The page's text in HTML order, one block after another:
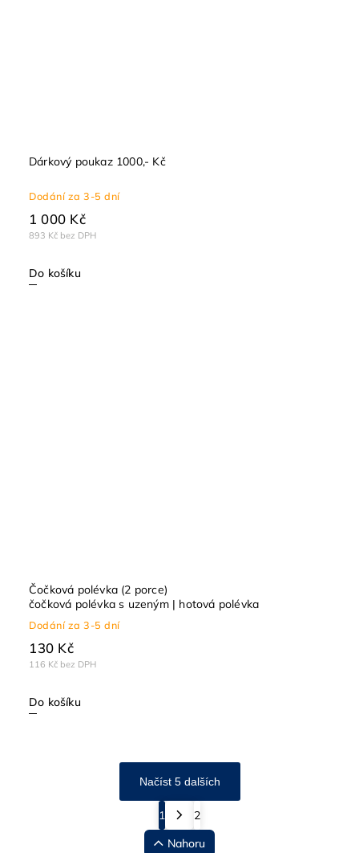
Dárkový poukaz 1000,- Kč
Dodání za 3-5 dní
893 Kč bez DPH
1 000 Kč
Do košíku
Čočková polévka (2 porce)
čočková polévka s uzeným | hotová polévka
Dodání za 3-5 dní
116 Kč bez DPH
130 Kč
Do košíku
Načíst 5 dalších
1
2
Nahoru